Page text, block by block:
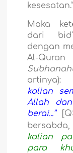
kesesatan.”
Maka
dari
dengan
Al-
Subha
artinya):
kalian
Allah
berai...”
bersabda,
kalian
para